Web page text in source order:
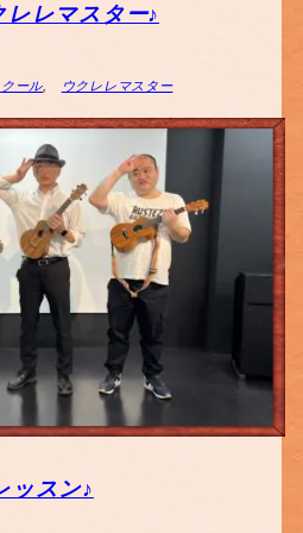
レレマスター♪
ール, ウクレレマスター
ッスン♪